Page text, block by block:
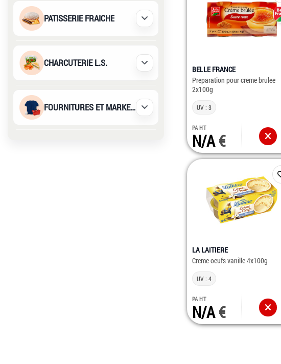
PATISSERIE FRAICHE Déplier / Replier
CHARCUTERIE L.S. Déplier / Replier
FOURNITURES ET MARKETING Déplier / Replier
BELLE FRANCE
Preparation pour creme brulee
2x100g
UV : 3
PA HT
N/A
LA LAITIERE
Creme oeufs vanille 4x100g
UV : 4
PA HT
N/A